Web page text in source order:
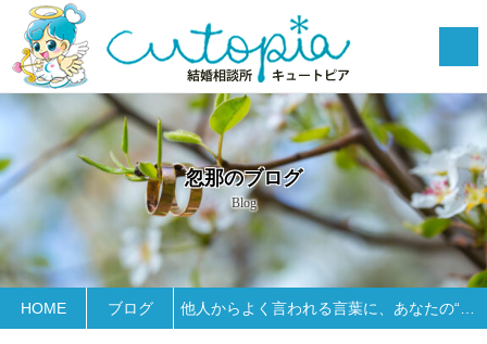
忽那のブログ
Blog
HOME ブログ 他人からよく言われる言葉に、あなたの“話し方のクセ”が出ている